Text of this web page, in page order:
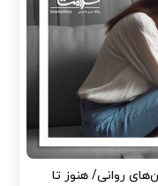
روانی/ هنوز تا